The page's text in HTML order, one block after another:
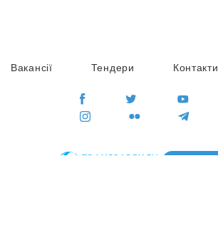
Вакансії Тендери Контакти